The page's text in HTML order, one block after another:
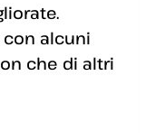
alcuni
che di altri